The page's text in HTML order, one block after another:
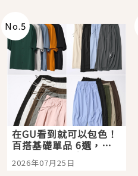
No.5
在GU看到就可以包色！
百搭基礎單品 6選，閉
眼全收也不心疼
2026年07月25日